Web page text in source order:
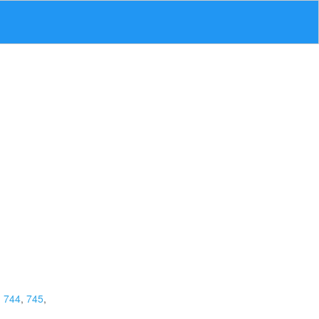
744, 745,